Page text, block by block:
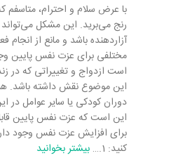
با عرض سلام و احترام،
رنج می‌برید. این مشکل می‌تواند
آزاردهنده باشد و مانع از
مختلفی برای عزت نفس پایین
است ازدواج و تغییراتی که در
این موضوع نقش داشته باشد.
دوران کودکی یا سایر عوامل
این است که عزت نفس پایین
برای افزایش عزت نفس وجود
کنید: 1.
… بیشتر بخوانید